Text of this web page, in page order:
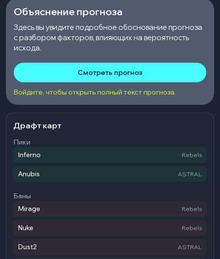
Объяснение прогноза
Здесь вы увидите подробное обоснование прогноза
с разбором факторов, влияющих на вероятность
исхода.
Смотреть прогноз
Войдите, чтобы открыть полный текст прогноза.
Драфт карт
Пики
Inferno Rebels
Anubis ASTRAL
Баны
Mirage Rebels
Nuke Rebels
Dust2 ASTRAL